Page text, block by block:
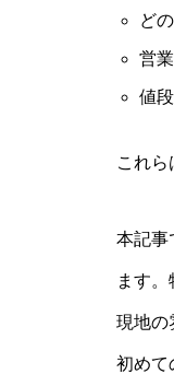
ど
営
値
これら
本記事
ます
現地の
初めて